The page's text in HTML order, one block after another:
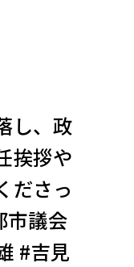
し、政
挨拶や
ださっ
市議会
#吉見